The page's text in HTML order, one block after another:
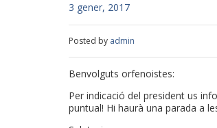
3 gener, 2017
Posted by admin
Benvolguts orfenoistes:
Per indicació del president us
puntual! Hi haurà una parada a